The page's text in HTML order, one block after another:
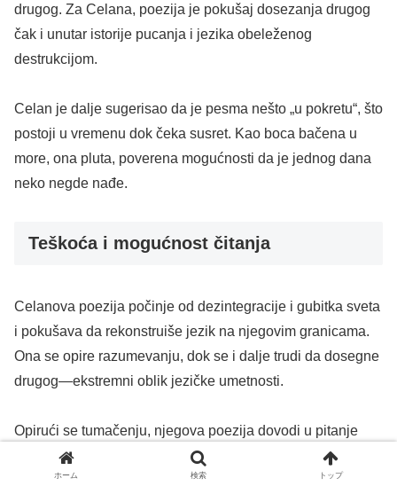
drugog. Za Celana, poezija je pokušaj dosezanja drugog
čak i unutar istorije pucanja i jezika obeleženog
destrukcijom.
​Celan je dalje sugerisao da je pesma nešto „u pokretu“, što
postoji u vremenu dok čeka susret. Kao boca bačena u
more, ona pluta, poverena mogućnosti da je jednog dana
neko negde nađe.
Teškoća i mogućnost čitanja
​Celanova poezija počinje od dezintegracije i gubitka sveta
i pokušava da rekonstruiše jezik na njegovim granicama.
Ona se opire razumevanju, dok se i dalje trudi da dosegne
drugog—ekstremni oblik jezičke umetnosti.
​Opirući se tumačenju, njegova poezija dovodi u pitanje
sam čin tumačenja. Komentarisanje često pristupa formi
„kriptografskog dekodiranja“, ipak ova nemogućnost
ホーム 検索 トップ